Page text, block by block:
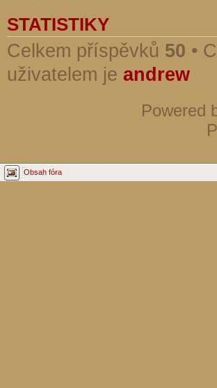
STATISTIKY
Celkem příspěvků 50 •
uživatelem je andrew
Powered
Obsah fóra